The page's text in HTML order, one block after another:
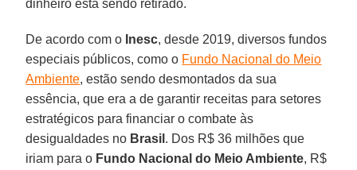
dinheiro está sendo retirado.
De acordo com o Inesc, desde 2019, diversos fundos
especiais públicos, como o Fundo Nacional do Meio
Ambiente, estão sendo desmontados da sua
essência, que era a de garantir receitas para setores
estratégicos para financiar o combate às
desigualdades no Brasil . Dos R$ 36 milhões que
iriam para o Fundo Nacional do Meio Ambiente, R$